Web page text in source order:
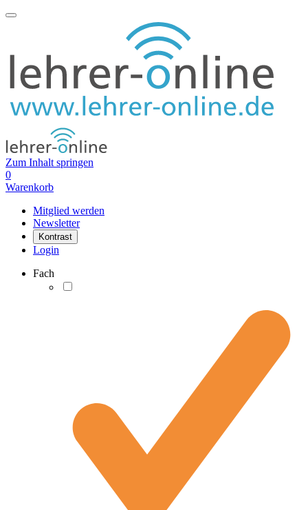
Zum Inhalt springen
0
Warenkorb
Mitglied werden
Newsletter
Kontrast
Login
Fach